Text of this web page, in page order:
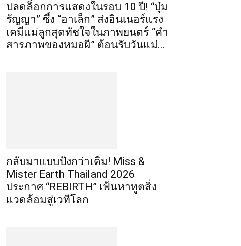
ปลดล็อกการแสดงในรอบ 10 ปี! “บุ๋ม
รัญญา” ซึ้ง “อาเล็ก” ส่งอินเนอร์แรง
เคมีแม่ลูกสุดทัชใจในภาพยนตร์ “คำ
สารภาพของหมอผี” ต้อนรับวันแม่...
กลับมาแบบปังกว่าเดิม! Miss &
Mister Earth Thailand 2026
ประกาศ “REBIRTH” เฟ้นหาทูตสิ่ง
แวดล้อมสู่เวทีโลก